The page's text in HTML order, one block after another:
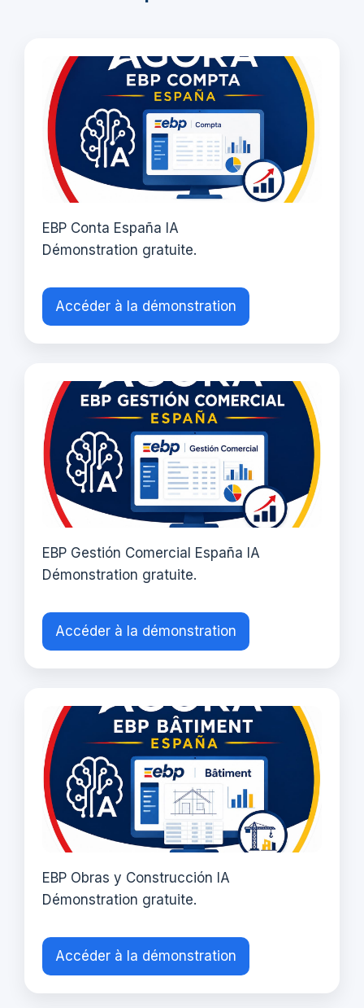
EBP Conta España IA
Démonstration gratuite.
Accéder à la démonstration
EBP Gestión Comercial España IA
Démonstration gratuite.
Accéder à la démonstration
EBP Obras y Construcción IA
Démonstration gratuite.
Accéder à la démonstration